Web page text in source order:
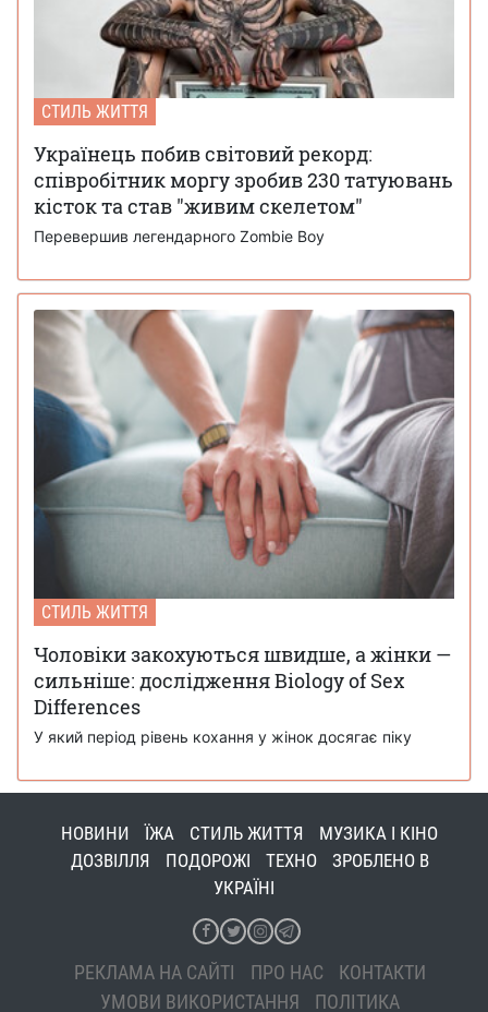
СТИЛЬ ЖИТТЯ
Українець побив світовий рекорд:
співробітник моргу зробив 230 татуювань
кісток та став "живим скелетом"
Перевершив легендарного Zombie Boy
СТИЛЬ ЖИТТЯ
Чоловіки закохуються швидше, а жінки —
сильніше: дослідження Biology of Sex
Differences
У який період рівень кохання у жінок досягає піку
НОВИНИ ЇЖА СТИЛЬ ЖИТТЯ
МУЗИКА І КІНО
ДОЗВІЛЛЯ
ПОДОРОЖІ ТЕХНО
ЗРОБЛЕНО В
УКРАЇНІ
РЕКЛАМА НА САЙТІ ПРО НАС
КОНТАКТИ
УМОВИ ВИКОРИСТАННЯ
ПОЛІТИКА